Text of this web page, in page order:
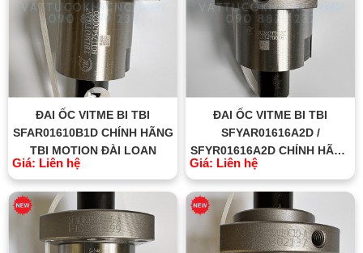
ĐAI ỐC VITME BI TBI
SFAR01610B1D CHÍNH HÃNG
TBI MOTION ĐÀI LOAN
Giá: Liên hệ
ĐAI ỐC VITME BI TBI
SFYAR01616A2D /
SFYR01616A2D CHÍNH HÃNG
TBI MOTION ĐÀI LOAN
Giá: Liên hệ